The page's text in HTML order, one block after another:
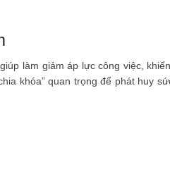
làm giảm áp lực công việc,
khóa” quan trọng để phát huy